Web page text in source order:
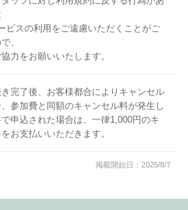
ビスの利用をご遠慮いただくことがご
、
力をお願いいたします。
き完了後、お客様都合によりキャンセル
参加費と同額のキャンセル料が発生し
で申込された場合は、一律1,000円のキ
お支払いいただきます。
掲載開始日：2025/8/7